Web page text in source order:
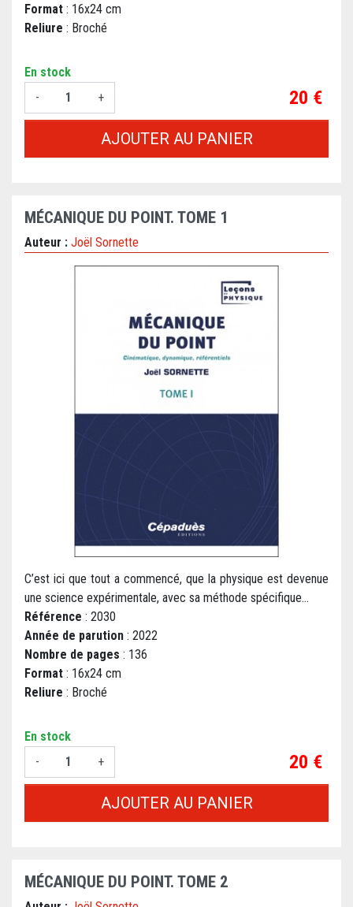
Format : 16x24 cm
Reliure : Broché
En stock
-
+ Prix
20 €
AJOUTER AU PANIER
MÉCANIQUE DU POINT. TOME 1
Auteur : Joël Sornette
C’est ici que tout a commencé, que la physique est devenue
une science expérimentale, avec sa méthode spécifique...
Référence : 2030
Année de parution : 2022
Nombre de pages : 136
Format : 16x24 cm
Reliure : Broché
En stock
-
+ Prix
20 €
AJOUTER AU PANIER
MÉCANIQUE DU POINT. TOME 2